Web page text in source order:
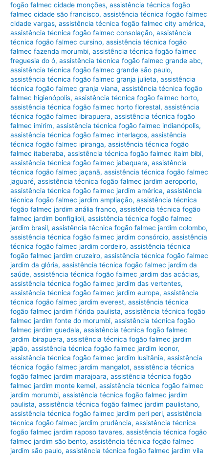
fogão falmec cidade monções,assistência técnica fogão
falmec cidade são francisco,assistência técnica fogão falmec
cidade vargas,assistência técnica fogão falmec city américa,
assistência técnica fogão falmec consolação,assistência
técnica fogão falmec cursino,assistência técnica fogão
falmec fazenda morumbi,assistência técnica fogão falmec
freguesia do ó,assistência técnica fogão falmec grande abc,
assistência técnica fogão falmec grande são paulo,
assistência técnica fogão falmec granja julieta,assistência
técnica fogão falmec granja viana,assistência técnica fogão
falmec higienópolis,assistência técnica fogão falmec horto,
assistência técnica fogão falmec horto florestal,assistência
técnica fogão falmec ibirapuera,assistência técnica fogão
falmec imirim,assistência técnica fogão falmec indianópolis,
assistência técnica fogão falmec interlagos,assistência
técnica fogão falmec ipiranga,assistência técnica fogão
falmec itaberaba,assistência técnica fogão falmec itaim bibi,
assistência técnica fogão falmec jabaquara,assistência
técnica fogão falmec jaçanã,assistência técnica fogão falmec
jaguaré,assistência técnica fogão falmec jardim aeroporto,
assistência técnica fogão falmec jardim américa,assistência
técnica fogão falmec jardim ampliação,assistência técnica
fogão falmec jardim anália franco,assistência técnica fogão
falmec jardim bonfiglioli,assistência técnica fogão falmec
jardim brasil,assistência técnica fogão falmec jardim colombo,
assistência técnica fogão falmec jardim consórcio,assistência
técnica fogão falmec jardim cordeiro,assistência técnica
fogão falmec jardim cruzeiro,assistência técnica fogão falmec
jardim da glória,assistência técnica fogão falmec jardim da
saúde,assistência técnica fogão falmec jardim das acácias,
assistência técnica fogão falmec jardim das vertentes,
assistência técnica fogão falmec jardim europa,assistência
técnica fogão falmec jardim everest,assistência técnica
fogão falmec jardim flórida paulista,assistência técnica fogão
falmec jardim fonte do morumbi,assistência técnica fogão
falmec jardim guedala,assistência técnica fogão falmec
jardim ibirapuera,assistência técnica fogão falmec jardim
japão,assistência técnica fogão falmec jardim leonor,
assistência técnica fogão falmec jardim lusitânia,assistência
técnica fogão falmec jardim mangalot,assistência técnica
fogão falmec jardim marajoara,assistência técnica fogão
falmec jardim monte kemel,assistência técnica fogão falmec
jardim morumbi,assistência técnica fogão falmec jardim
paulista,assistência técnica fogão falmec jardim paulistano,
assistência técnica fogão falmec jardim peri peri,assistência
técnica fogão falmec jardim prudência,assistência técnica
fogão falmec jardim raposo tavares,assistência técnica fogão
falmec jardim são bento,assistência técnica fogão falmec
jardim são paulo,assistência técnica fogão falmec jardim vila